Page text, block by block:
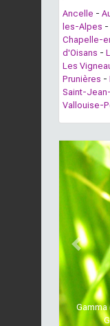
Ancelle -
les-Alpes -
Chapelle-
d'Oisans -
Les
Prunières -
Saint-
Vallouise-
Previous